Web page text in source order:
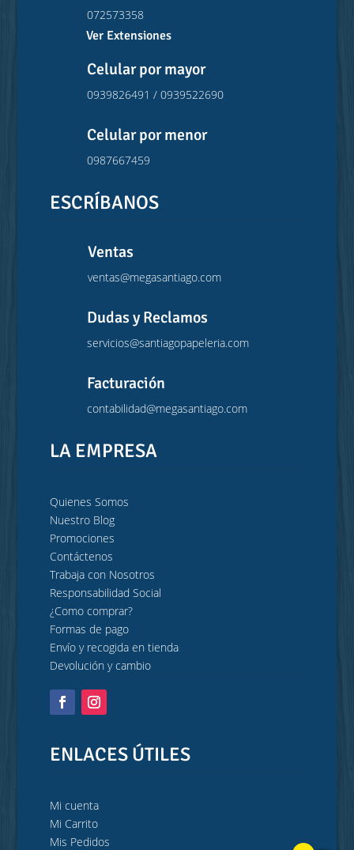
072573358
Ver Extensiones
Celular por mayor
0939826491 / 0939522690
Celular por menor
0987667459
ESCRÍBANOS
Ventas
ventas@megasantiago.com
Dudas y Reclamos
servicios@santiagopapeleria.com
Facturación
contabilidad@megasantiago.com
LA EMPRESA
Quienes Somos
Nuestro Blog
Promociones
Contáctenos
Trabaja con Nosotros
Responsabilidad Social
¿Como comprar?
Formas de pago
Envío y recogida en tienda
Devolución y cambio
ENLACES ÚTILES
Mi cuenta
Mi Carrito
Mis Pedidos